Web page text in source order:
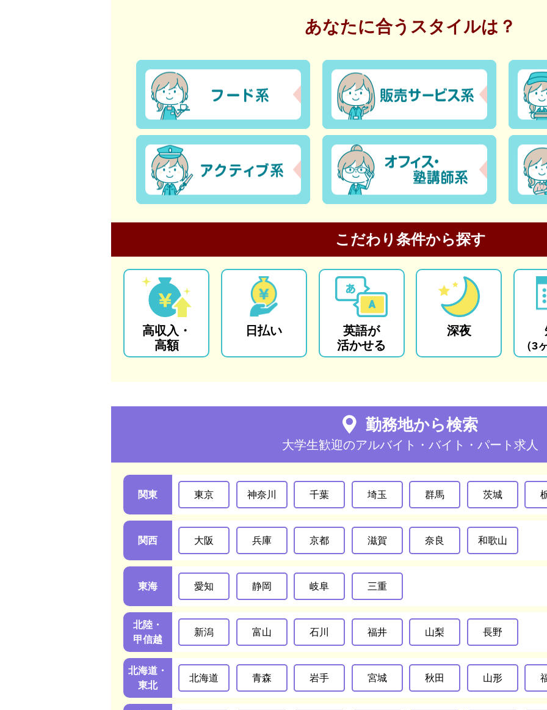
あなたに合うスタイルは？
こだわり条件から探す
高収入・
高額
日払い
英語が
活かせる
深夜
（3
勤務地から検索
大学生歓迎のアルバイト・バイト・パート求人
関東 東京 神奈川 千葉 埼玉 群馬 茨城
関西 大阪 兵庫 京都 滋賀 奈良 和歌山
東海 愛知 静岡 岐阜 三重
北陸・
甲信越
新潟 富山 石川 福井 山梨 長野
北海道・
東北
北海道 青森 岩手 宮城 秋田 山形